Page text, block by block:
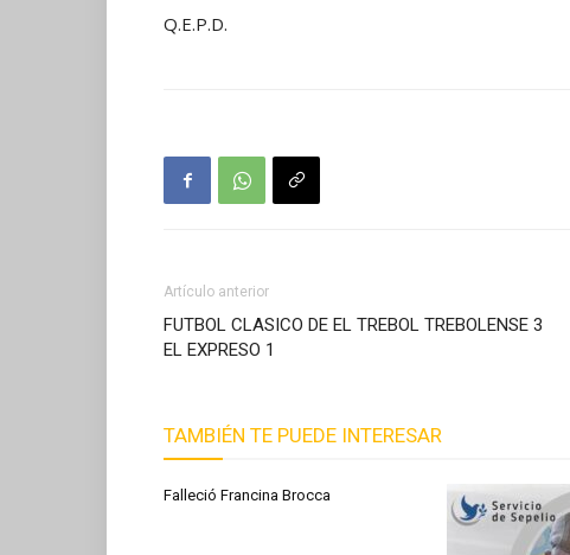
Q.E.P.D.
Artículo anterior
FUTBOL CLASICO DE EL TREBOL TREBOLENSE 3
EL EXPRESO 1
TAMBIÉN TE PUEDE INTERESAR
Falleció Francina Brocca